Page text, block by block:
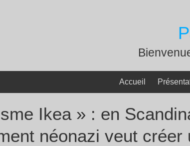
Accueil
Ikea » : en
néonazi veut créer